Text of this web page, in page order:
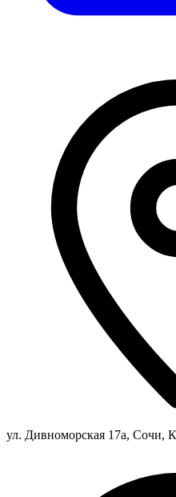
ул. Дивноморская 17а, Сочи,